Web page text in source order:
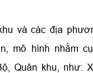
và các địa
mô hình nhằm
Quân khu, như: